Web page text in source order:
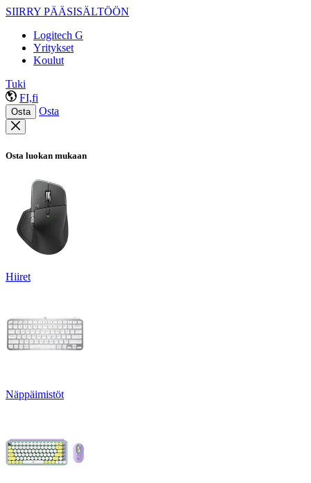
SIIRRY PÄÄSISÄLTÖÖN
Logitech G
Yritykset
Koulut
Tuki
FI,fi
Osta Osta
Osta luokan mukaan
Hiiret
Näppäimistöt